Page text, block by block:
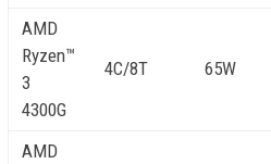
AMD
Ryzen™
3
4300G
4C/8T 65W
AMD